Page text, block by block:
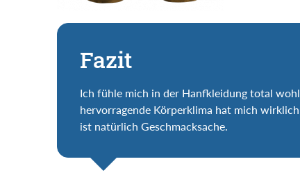
Fazit
Ich fühle mich in der Hanfkleidung total
hervorragende Körperklima hat mich
ist natürlich Geschmacksache.